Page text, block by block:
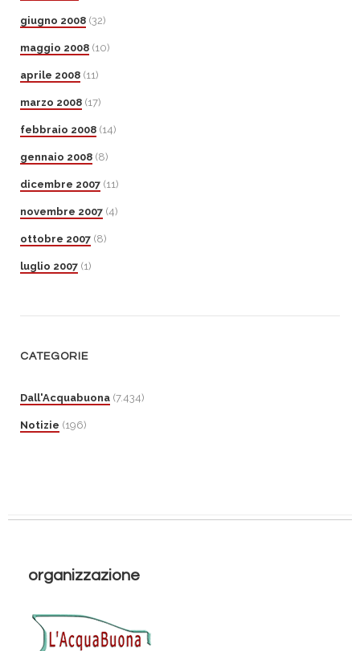
giugno 2008 (32)
maggio 2008 (10)
aprile 2008 (11)
marzo 2008 (17)
febbraio 2008 (14)
gennaio 2008 (8)
dicembre 2007 (11)
novembre 2007 (4)
ottobre 2007 (8)
luglio 2007 (1)
CATEGORIE
Dall'Acquabuona (7.434)
Notizie (196)
organizzazione